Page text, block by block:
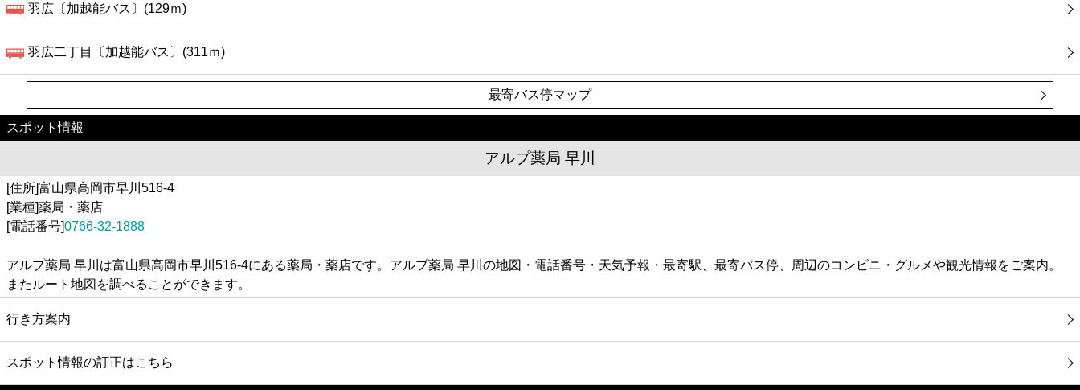
羽広〔加越能バス〕(129ｍ)
羽広二丁目〔加越能バス〕(311ｍ)
最寄バス停マップ
スポット情報
アルプ薬局 早川
[住所]富山県高岡市早川516-4
[業種]薬局・薬店
[電話番号]0766-32-1888
アルプ薬局 早川は富山県高岡市早川516-4にある薬局・薬店です。アルプ薬局 早川の地図・電話番号・天気予報・最寄駅、最寄バス停、周辺のコンビニ・グルメや観光情報をご案内。
またルート地図を調べることができます。
行き方案内
スポット情報の訂正はこちら